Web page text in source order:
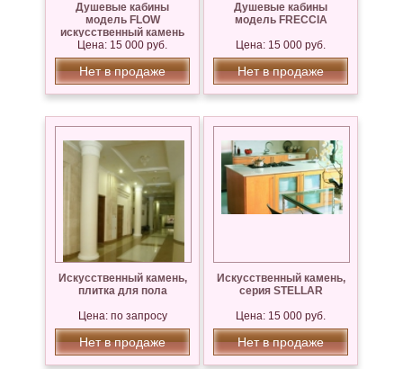
Душевые кабины
модель FLOW
искусственный камень
Цена: 15 000 руб.
Нет в продаже
Душевые кабины
модель FRECCIA
Цена: 15 000 руб.
Нет в продаже
Искусственный камень,
плитка для пола
Цена: по запросу
Нет в продаже
Искусственный камень,
серия STELLAR
Цена: 15 000 руб.
Нет в продаже